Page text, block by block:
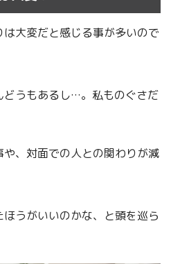
大変だと感じる事が多いので
どうもあるし…。私ものぐさだ
、対面での人との関わりが減
うがいいのかな、と頭を巡ら